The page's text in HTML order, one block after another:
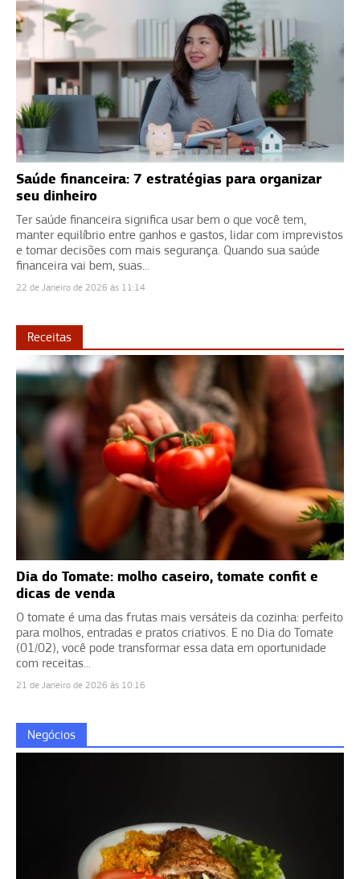
Saúde financeira: 7 estratégias para organizar
seu dinheiro
Ter saúde financeira significa usar bem o que você tem,
manter equilíbrio entre ganhos e gastos, lidar com imprevistos
e tomar decisões com mais segurança. Quando sua saúde
financeira vai bem, suas...
22 de Janeiro de 2026 às 11:14
Receitas
Dia do Tomate: molho caseiro, tomate confit e
dicas de venda
O tomate é uma das frutas mais versáteis da cozinha: perfeito
para molhos, entradas e pratos criativos. E no Dia do Tomate
(01/02), você pode transformar essa data em oportunidade
com receitas...
21 de Janeiro de 2026 às 10:16
Negócios